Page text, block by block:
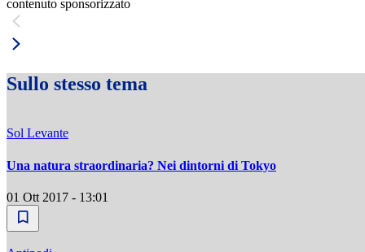
contenuto sponsorizzato
Sullo stesso tema
Sol Levante
Una natura straordinaria? Nei dintorni di Tokyo
01 Ott 2017 - 13:01